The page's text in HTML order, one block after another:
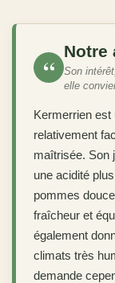
“
Notre
Son
elle
Kermerrien est
relativement
maîtrisée. Son
une acidité
pommes
fraîcheur et
également
climats très
demande